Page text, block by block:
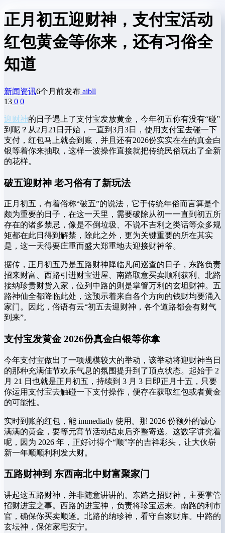
正月初五迎财神，支付宝活动
红包黄金等你来，还有习俗全
知道
新闻资讯6个月前发布 aibll
13 0 0
迎财神的日子遇上了支付宝发放黄金，今年初五你有没有“碰”
到呢？从2月21日开始，一直到3月3日，使用支付宝去碰一下
支付，红包马上就会到账，并且还有2026份实实在在的真金白
银等着你来抽取，这样一波操作直接就把传统民俗玩出了全新
的花样。
破五迎财神 老习俗有了新玩法
正月初五，有着俗称“破五”的说法，它于传统年俗而言算是个
颇为重要的日子，在这一天里，需要破除从初一一直到初五所
存在的诸多禁忌，像是不倒垃圾、不说不吉利之类话等众多规
矩都在此日得到解禁，除此之外，更为关键重要的所在其实
是，这一天得要庄重而盛大郑重地去迎接财神爷。
据传，正月初五乃是五路财神降临凡间巡查的日子，东路负责
招来财富、西路引进财宝进屋、南路取意买卖顺利获利、北路
接纳珍贵财货入家，位列中路的则是掌管万利的玄坦财神。五
路神仙全都降临此处，这预示着来自各个方向的钱财均要涌入
家门。因此，俗语有云“初五去迎财神，各个道路都会有财气
到来”。
支付宝发黄金 2026份真金白银等你拿
今年支付宝做出了一项规模较大的举动，该举动将迎财神当日
的那种充满佳节欢乐气息的氛围提升到了顶点状态。起始于 2
月 21 日也就是正月初五，持续到 3 月 3 日即正月十五，只要
你运用支付宝去触碰一下支付操作，便存在获取红包或者黄金
的可能性。
实时到账的红包，能 immediatly 使用。那 2026 份额外的诚心
满满的黄金，要等元宵节活动结束后齐整寄送。这数字讲究着
呢，因为 2026 年，正好讨得个“顺”字的吉祥彩头，让大伙崭
新一年顺顺利利发大财。
五路财神到 东西南北中财富聚家门
讲起这五路财神，并非随意讲讲的。东路之招财神，主要掌管
招财进宝之事。西路的进宝神，负责将珍宝运来。南路的利市
官，确保你买卖顺遂。北路的纳珍神，看守自家财库。中路的
玄坛神，保佑家宅安宁。